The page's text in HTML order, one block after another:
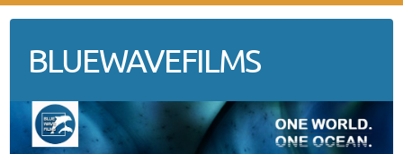
contentBLUEWAVEFILMS